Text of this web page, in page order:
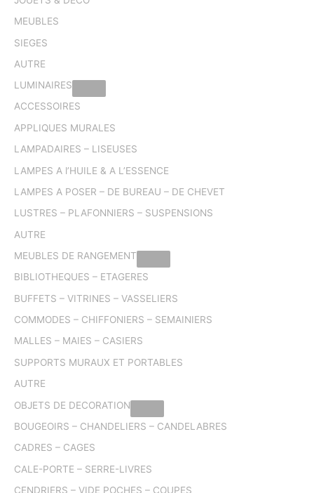
MEUBLES
SIEGES
AUTRE
LUMINAIRES
ACCESSOIRES
APPLIQUES MURALES
LAMPADAIRES – LISEUSES
LAMPES A l’HUILE & A L’ESSENCE
LAMPES A POSER – DE BUREAU – DE CHEVET
LUSTRES – PLAFONNIERS – SUSPENSIONS
AUTRE
MEUBLES DE RANGEMENT
BIBLIOTHEQUES – ETAGERES
BUFFETS – VITRINES – VASSELIERS
COMMODES – CHIFFONIERS – SEMAINIERS
MALLES – MAIES – CASIERS
SUPPORTS MURAUX ET PORTABLES
AUTRE
OBJETS DE DECORATION
BOUGEOIRS – CHANDELIERS – CANDELABRES
CADRES – CAGES
CALE-PORTE – SERRE-LIVRES
CENDRIERS – VIDE POCHES – COUPES